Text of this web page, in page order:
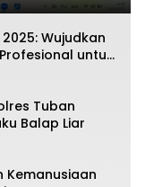
Wujudkan
untuk
Tuban
Balap Liar
Kemanusiaan